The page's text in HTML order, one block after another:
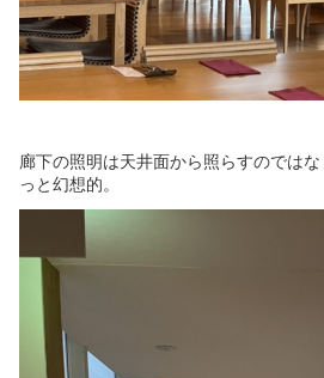
廊下の照明は天井面から照らすのでは
っと幻想的。